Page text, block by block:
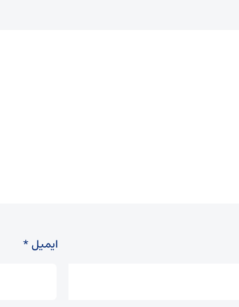
ایمیل*